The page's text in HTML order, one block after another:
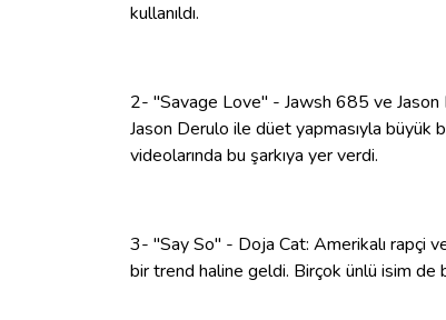
kullanıldı.
2- "Savage Love" - Jawsh 685 ve Jason
Jason Derulo ile düet yapmasıyla büyük
videolarında bu şarkıya yer verdi.
3- "Say So" - Doja Cat: Amerikalı rapçi
bir trend haline geldi. Birçok ünlü isim de